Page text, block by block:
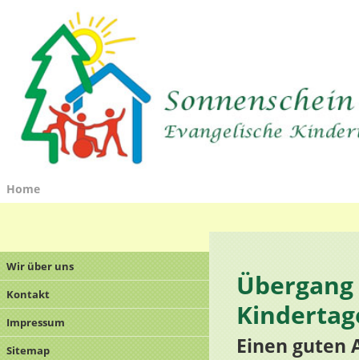
Home
Wir über uns
Kontakt
Impressum
Sitemap
Einen guten